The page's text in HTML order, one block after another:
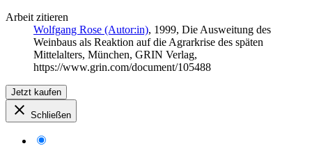
Arbeit zitieren
Wolfgang Rose (Autor:in), 1999, Die Ausweitung des
Weinbaus als Reaktion auf die Agrarkrise des späten
Mittelalters, München, GRIN Verlag,
https://www.grin.com/document/105488
Jetzt kaufen
Schließen